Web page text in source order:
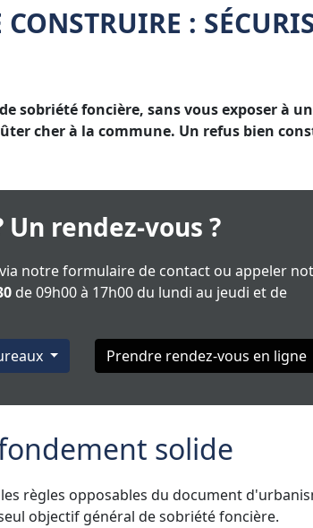
:
sobriété foncière, sans vous exposer à
cher à la commune. Un refus bien
rendez-vous ?
notre formulaire de contact ou appeler
de 09h00 à 17h00 du lundi au jeudi et de
Prendre rendez-vous en ligne
solide
règles opposables du document
objectif général de sobriété foncière.